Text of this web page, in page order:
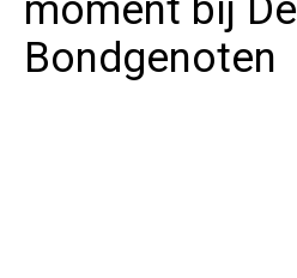
moment bij De
Bondgenoten